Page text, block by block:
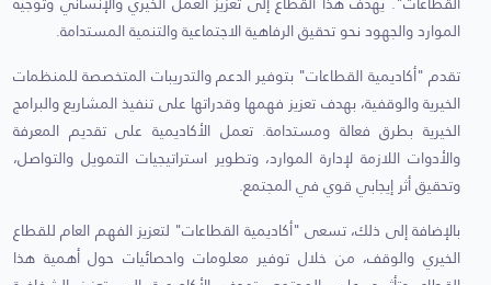
الموارد والجهود نحو تحقيق الرفاهية الاجتماعية والتنمية المستدامة.
تقدم "أكاديمية القطاعات" بتوفير الدعم والتدريبات المتخصصة للمنظمات
الخيرية والوقفية، بهدف تعزيز فهمها وقدراتها على تنفيذ المشاريع والبرامج
الخيرية بطرق فعالة ومستدامة. تعمل الأكاديمية على تقديم المعرفة
والأدوات اللازمة لإدارة الموارد، وتطوير استراتيجيات التمويل والتواصل،
وتحقيق أثر إيجابي قوي في المجتمع.
بالإضافة إلى ذلك، تسعى "أكاديمية القطاعات" لتعزيز الفهم العام للقطاع
الخيري والوقف، من خلال توفير معلومات واحصائيات حول أهمية هذا